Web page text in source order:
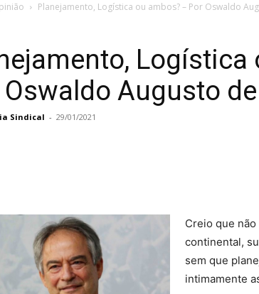
Planejamento, Logística ou ambos? – Por Oswaldo
Logística
Oswaldo Augusto
Sindical - 29/01/2021
Creio que
continental,
sem que
intimamente